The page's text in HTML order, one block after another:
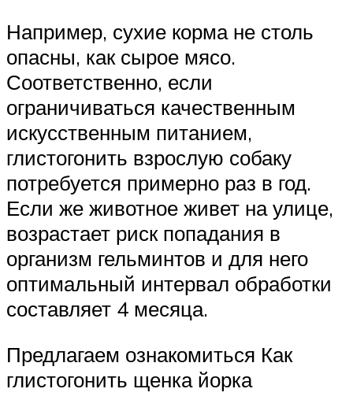
Например, сухие корма не столь
опасны, как сырое мясо.
Соответственно, если
ограничиваться качественным
искусственным питанием,
глистогонить взрослую собаку
потребуется примерно раз в год.
Если же животное живет на улице,
возрастает риск попадания в
организм гельминтов и для него
оптимальный интервал обработки
составляет 4 месяца.
Предлагаем ознакомиться Как
глистогонить щенка йорка